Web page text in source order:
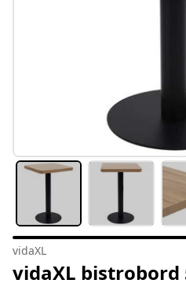
vidaXL
vidaXL bistrobord